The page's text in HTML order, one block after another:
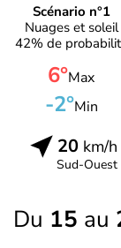
Scénario n°1
Nuages et soleil
42% de
6°Max
-2°Min
20km/h
Sud-Ouest
Du 15 au